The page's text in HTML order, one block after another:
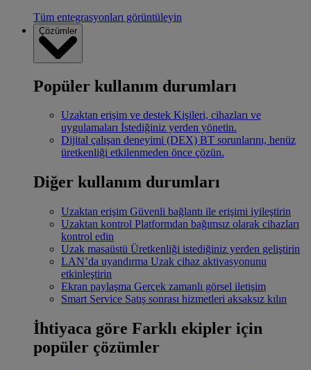
Tüm entegrasyonları görüntüleyin
Çözümler
Popüler kullanım durumları
Uzaktan erişim ve destek Kişileri, cihazları ve
uygulamaları İstediğiniz yerden yönetin.
Dijital çalışan deneyimi (DEX) BT sorunlarını, henüz
üretkenliği etkilenmeden önce çözün.
Diğer kullanım durumları
Uzaktan erişim Güvenli bağlantı ile erişimi iyileştirin
Uzaktan kontrol Platformdan bağımsız olarak cihazları
kontrol edin
Uzak masaüstü Üretkenliği istediğiniz yerden geliştirin
LAN’da uyandırma Uzak cihaz aktivasyonunu
etkinleştirin
Ekran paylaşma Gerçek zamanlı görsel iletişim
Smart Service Satış sonrası hizmetleri aksaksız kılın
İhtiyaca göre Farklı ekipler için
popüler çözümler